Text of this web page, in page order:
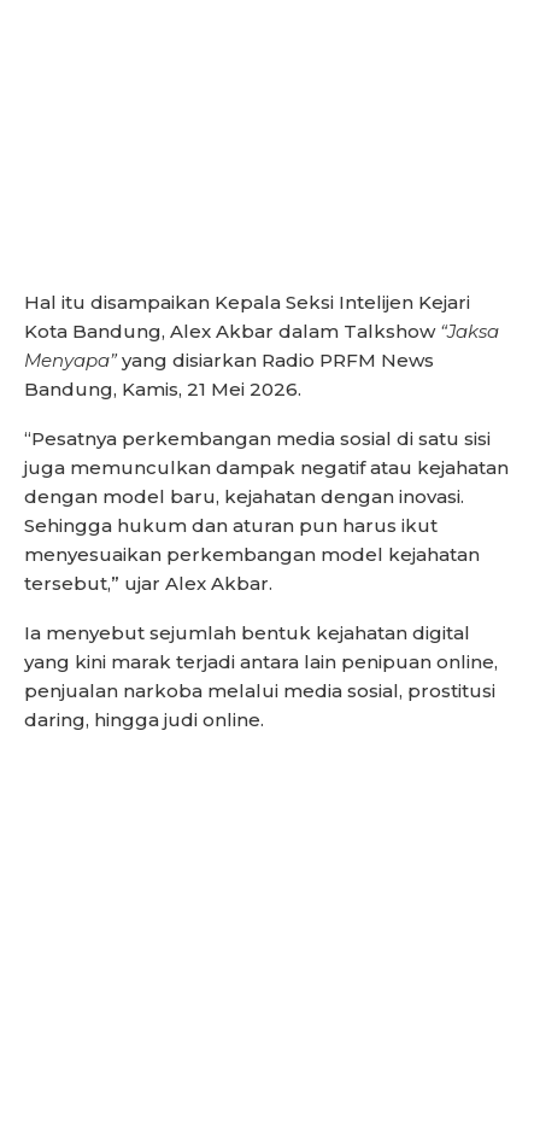
Hal itu disampaikan Kepala Seksi Intelijen Kejari
Kota Bandung, Alex Akbar dalam Talkshow “Jaksa
Menyapa” yang disiarkan Radio PRFM News
Bandung, Kamis, 21 Mei 2026.
“Pesatnya perkembangan media sosial di satu sisi
juga memunculkan dampak negatif atau kejahatan
dengan model baru, kejahatan dengan inovasi.
Sehingga hukum dan aturan pun harus ikut
menyesuaikan perkembangan model kejahatan
tersebut,” ujar Alex Akbar.
Ia menyebut sejumlah bentuk kejahatan digital
yang kini marak terjadi antara lain penipuan online,
penjualan narkoba melalui media sosial, prostitusi
daring, hingga judi online.